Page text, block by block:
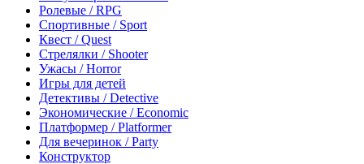
Ролевые / RPG
Спортивные / Sport
Квест / Quest
Стрелялки / Shooter
Ужасы / Horror
Игры для детей
Детективы / Detective
Экономические / Economic
Платформер / Platformer
Для вечеринок / Party
Конструктор